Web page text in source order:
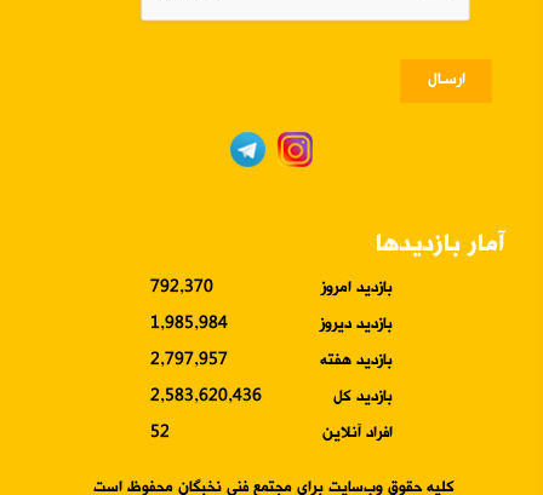
ارسـال
آمار بازدیدها
بازدید امروز
792,370
بازدید دیروز
1,985,984
بازدید هفته
2,797,957
بازدید کل
2,583,620,436
افراد آنلاین
52
کلیه حقوق وب‌سایت برای مجتمع فنی نخبگان محفوظ است